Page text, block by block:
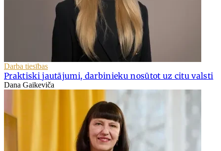
Darba tiesības
Praktiski jautājumi, darbinieku nosūtot uz citu valsti
Dana Gaikeviča